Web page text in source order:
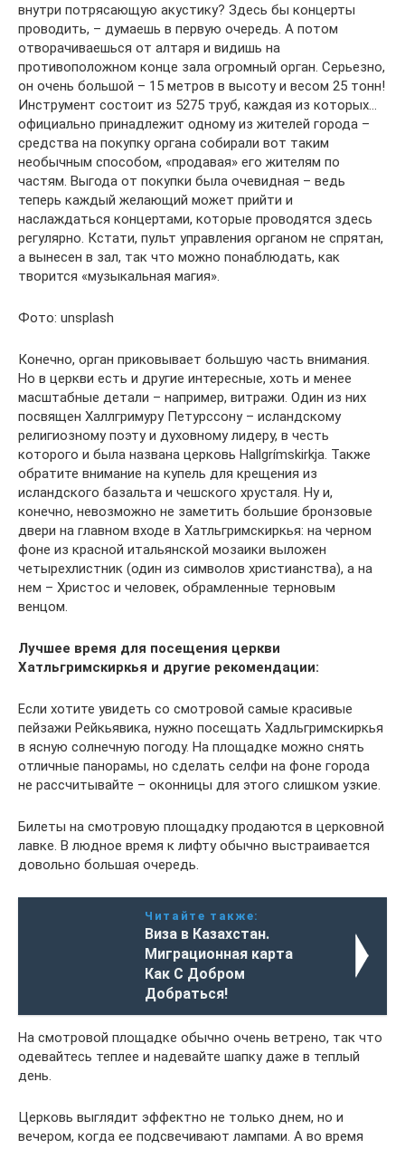
внутри потрясающую акустику? Здесь бы концерты
проводить, – думаешь в первую очередь. А потом
отворачиваешься от алтаря и видишь на
противоположном конце зала огромный орган. Серьезно,
он очень большой – 15 метров в высоту и весом 25 тонн!
Инструмент состоит из 5275 труб, каждая из которых…
официально принадлежит одному из жителей города –
средства на покупку органа собирали вот таким
необычным способом, «продавая» его жителям по
частям. Выгода от покупки была очевидная – ведь
теперь каждый желающий может прийти и
наслаждаться концертами, которые проводятся здесь
регулярно. Кстати, пульт управления органом не спрятан,
а вынесен в зал, так что можно понаблюдать, как
творится «музыкальная магия».
Фото: unsplash
Конечно, орган приковывает большую часть внимания.
Но в церкви есть и другие интересные, хоть и менее
масштабные детали – например, витражи. Один из них
посвящен Халлгримуру Петурссону – исландскому
религиозному поэту и духовному лидеру, в честь
которого и была названа церковь Hallgrímskirkja. Также
обратите внимание на купель для крещения из
исландского базальта и чешского хрусталя. Ну и,
конечно, невозможно не заметить большие бронзовые
двери на главном входе в Хатльгримскиркья: на черном
фоне из красной итальянской мозаики выложен
четырехлистник (один из символов христианства), а на
нем – Христос и человек, обрамленные терновым
венцом.
Лучшее время для посещения церкви
Хатльгримскиркья и другие рекомендации:
Если хотите увидеть со смотровой самые красивые
пейзажи Рейкьявика, нужно посещать Хадльгримскиркья
в ясную солнечную погоду. На площадке можно снять
отличные панорамы, но сделать селфи на фоне города
не рассчитывайте – оконницы для этого слишком узкие.
Билеты на смотровую площадку продаются в церковной
лавке. В людное время к лифту обычно выстраивается
довольно большая очередь.
Читайте также:
Виза в Казахстан.
Миграционная карта
Как С Добром
Добраться!
На смотровой площадке обычно очень ветрено, так что
одевайтесь теплее и надевайте шапку даже в теплый
день.
Церковь выглядит эффектно не только днем, но и
вечером, когда ее подсвечивают лампами. А во время